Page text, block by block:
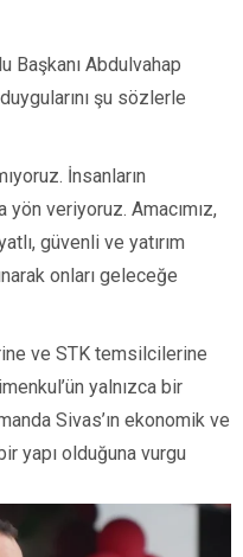
Başkanı Abdulvahap
şu sözlerle
İnsanların
yön veriyoruz. Amacımız,
güvenli ve yatırım
onları geleceğe
ve STK temsilcilerine
yalnızca bir
Sivas’ın ekonomik ve
yapı olduğuna vurgu